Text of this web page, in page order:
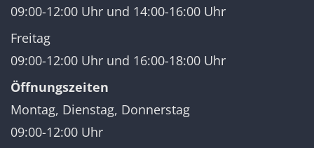
09:00-12:00 Uhr und 14:00-16:00 Uhr
Freitag
09:00-12:00 Uhr und 16:00-18:00 Uhr
Öffnungszeiten
Montag, Dienstag, Donnerstag
09:00-12:00 Uhr